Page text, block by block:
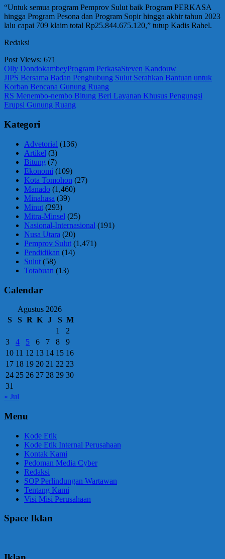
“Untuk semua program Pemprov Sulut baik Program PERKASA
hingga Program Pesona dan Program Sopir hingga akhir tahun 2023
lalu capai 709 klaim total Rp25.844.675.120,” tutup Kadis Rahel.
Redaksi
Post Views: 671
Olly DondokambeyProgram PerkasaSteven Kandouw
Navigasi
pos
Previous
Post:
JIPS Bersama Badan Penghubung Sulut Serahkan Bantuan untuk
Korban Bencana Gunung Ruang
Next
Post:
RS Menembo-nembo Bitung Beri Layanan Khusus Pengungsi
Erupsi Gunung Ruang
Kategori
Advetorial (136)
Artikel (3)
Bitung (7)
Ekonomi (109)
Kota Tomohon (27)
Manado (1,460)
Minahasa (39)
Minut (293)
Mitra-Minsel (25)
Nasional-Internasional (191)
Nusa Utara (20)
Pemprov Sulut (1,471)
Pendidikan (14)
Sulut (58)
Totabuan (13)
Calendar
Agustus 2026
S
S R K J S M
1
2
3
4 5 6 7 8
9
10 11 12 13 14 15 16
17 18 19 20 21 22 23
24 25 26 27 28 29 30
31
« Jul
Menu
Kode Etik
Kode Etik Internal Perusahaan
Kontak Kami
Pedoman Media Cyber
Redaksi
SOP Perlindungan Wartawan
Tentang Kami
Visi Misi Perusahaan
Space Iklan